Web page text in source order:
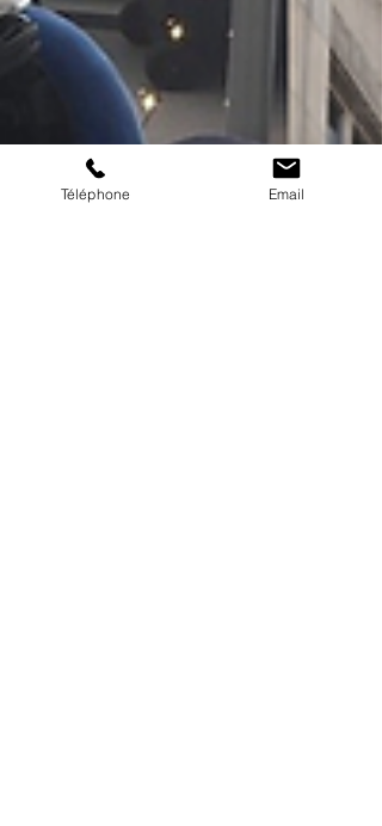
Téléphone Email